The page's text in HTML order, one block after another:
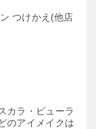
つけかえ(他店
カラ・ビューラ
のアイメイクは